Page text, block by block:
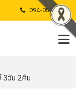
094-053-1725
3วัน 2คืน